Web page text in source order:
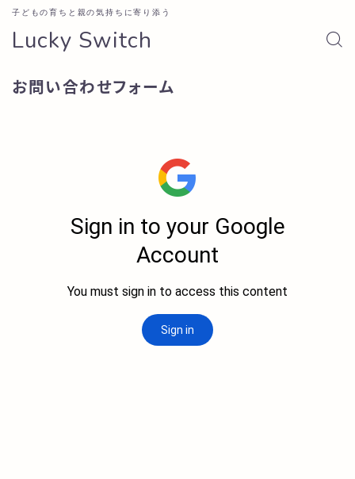
Lucky Switch
子どもの育ちと親の気持ちに寄り添う
お問い合わせフォーム